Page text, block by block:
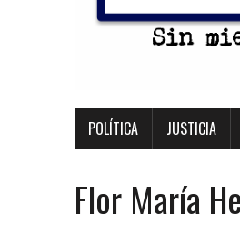
POLÍTICA JUSTICIA
Flor María